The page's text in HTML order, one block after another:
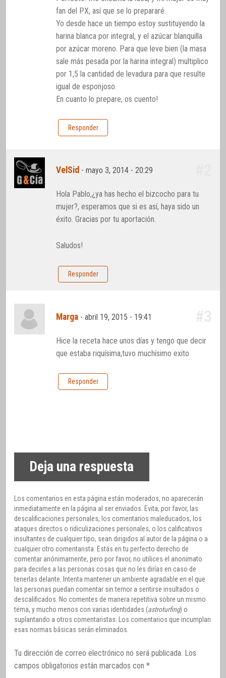
fan del PX, así que se lo prepararé.
Yo desde hace un tiempo estoy sustituyendo la
harina blanca por integral, y el azúcar blanquilla
por azúcar moreno. Para que leve bien (la masa
sale más pesada por la harina integral) multiplico
por 1,5 la cantidad de levadura para que resulte
igual de esponjoso.
En cuanto lo prepare, os cuento!
Responder
VelSid -mayo 3, 2014 - 20:29
Hola Pablo,¿ya has hecho el bizcocho para tu
mujer?, esperamos que si es así, haya sido un
éxito. Gracias por tu aportación.
Saludos!
Responder
Marga -abril 19, 2015 - 19:41 #3
Hice la receta hace unos días y tengo que decir
que estaba riquísima,tuvo muchísimo exito
Responder
Deja una respuesta
Los comentarios en esta página están moderados, no aparecerán
inmediatamente en la página al ser enviados. Evita, por favor, las
descalificaciones personales, los comentarios maleducados, los
ataques directos o ridiculizaciones personales, o los calificativos
insultantes de cualquier tipo, sean dirigidos al autor de la página o a
cualquier otro comentarista. Estás en tu perfecto derecho de
comentar anónimamente, pero por favor, no utilices el anonimato
para decirles a las personas cosas que no les dirías en caso de
tenerlas delante. Intenta mantener un ambiente agradable en el que
las personas puedan comentar sin temor a sentirse insultados o
descalificados. No comentes de manera repetitiva sobre un mismo
tema, y mucho menos con varias identidades (astroturfing) o
suplantando a otros comentaristas. Los comentarios que incumplan
esas normas básicas serán eliminados.
Tu dirección de correo electrónico no será publicada. Los
campos obligatorios están marcados con *